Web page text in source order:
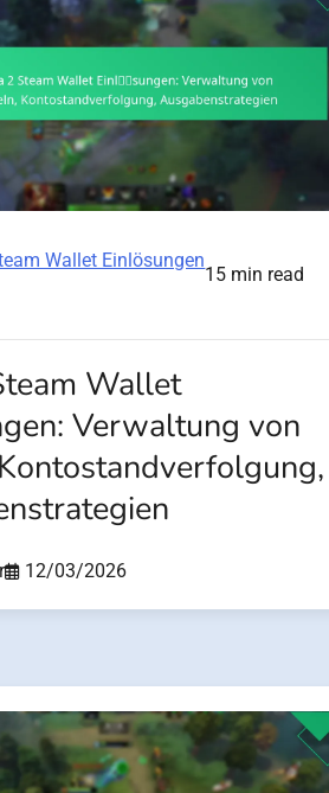
Wallet Einlösungen
15 min read
Wallet
Verwaltung von
12/03/2026